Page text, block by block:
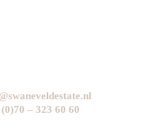
– 323 60 60